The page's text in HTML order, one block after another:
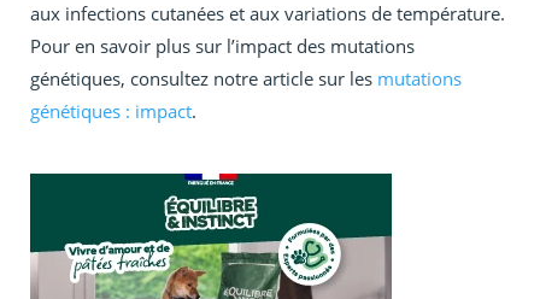
aux infections cutanées et aux variations de température.
Pour en savoir plus sur l’impact des mutations
génétiques, consultez notre article sur les mutations
génétiques : impact.